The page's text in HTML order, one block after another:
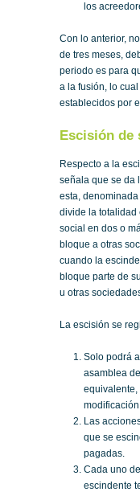
los
Con lo anterior,
de tres meses,
periodo es para
a la fusión, lo
establecidos por
Escisión de
Respecto a la
señala que se da
esta,
divide la totalidad
social en dos o
bloque a otras
cuando la
bloque parte de
u otras
La escisión se
Solo podrá
asamblea
equivalente,
Las
que se
pagadas.
Cada uno
escindente